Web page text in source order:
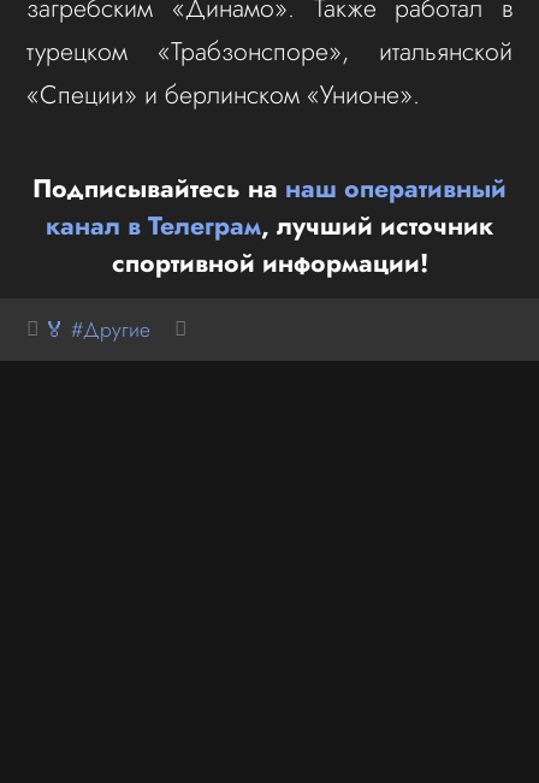
загребским «Динамо». Также работал в
турецком «Трабзонспоре», итальянской
«Специи» и берлинском «Унионе».
Подписывайтесь на наш оперативный
канал в Телеграм, лучший источник
спортивной информации!
🏅 #Другие